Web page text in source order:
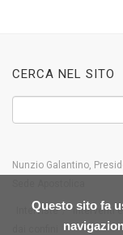
Questo sito fa
CERCA NEL SITO
Nunzio Galantino,
Interviste Interventi